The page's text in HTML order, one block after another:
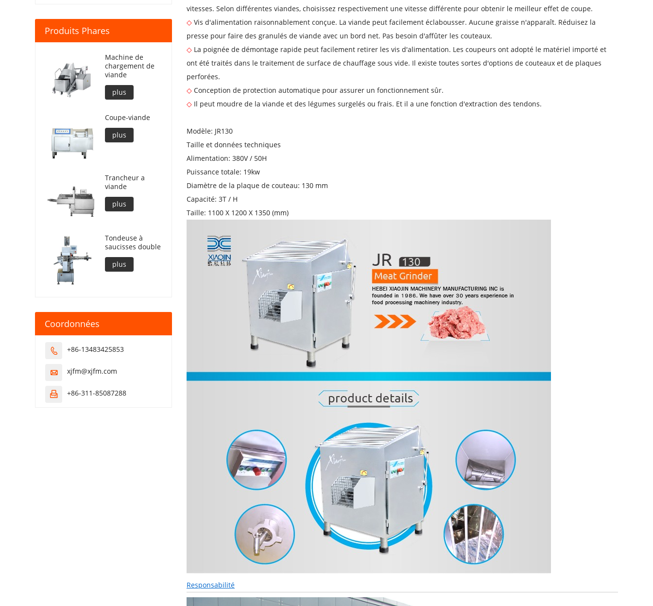
vitesses. Selon différentes viandes, choisissez respectivement une vitesse différente pour obtenir le meilleur effet de coupe.
◇ Vis d'alimentation raisonnablement conçue. La viande peut facilement éclabousser. Aucune graisse n'apparaît. Réduisez la
presse pour faire des granulés de viande avec un bord net. Pas besoin d'affûter les couteaux.
◇ La poignée de démontage rapide peut facilement retirer les vis d'alimentation. Les coupeurs ont adopté le matériel importé et
ont été traités dans le traitement de surface de chauffage sous vide. Il existe toutes sortes d'options de couteaux et de plaques
perforées.
◇ Conception de protection automatique pour assurer un fonctionnement sûr.
◇ Il peut moudre de la viande et des légumes surgelés ou frais. Et il a une fonction d'extraction des tendons.
Modèle: JR130
Taille et données techniques
Alimentation: 380V / 50H
Puissance totale: 19kw
Diamètre de la plaque de couteau: 130 mm
Capacité: 3T / H
Taille: 1100 X 1200 X 1350 (mm)
Responsabilité
Produits Phares
Machine de
chargement de
viande
plus
Coupe-viande
plus
Trancheur a
viande
plus
Tondeuse à
saucisses double
plus
Coordonnées
 +86-13483425853
 xjfm@xjfm.com
 +86-311-85087288